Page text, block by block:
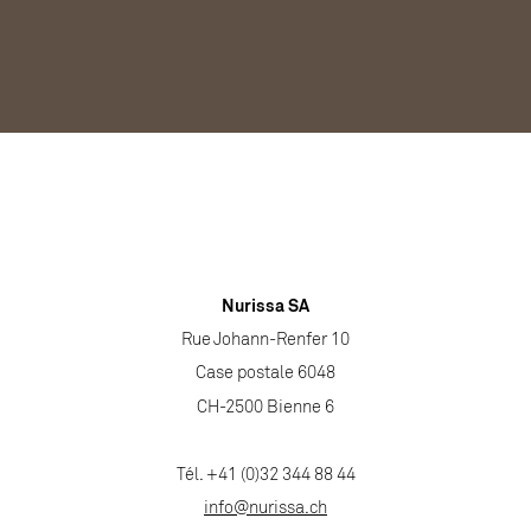
Nurissa SA
Rue Johann-Renfer 10
Case postale 6048
CH-2500 Bienne 6
Tél. +41 (0)32 344 88 44
info@nurissa.ch